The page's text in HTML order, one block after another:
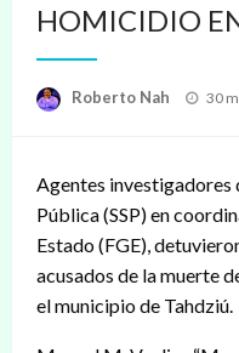
HOMICIDIO
Roberto Nah 30
Agentes investigadores
Pública (SSP) en
Estado (FGE),
acusados de la muerte
el municipio de Tahdziú.